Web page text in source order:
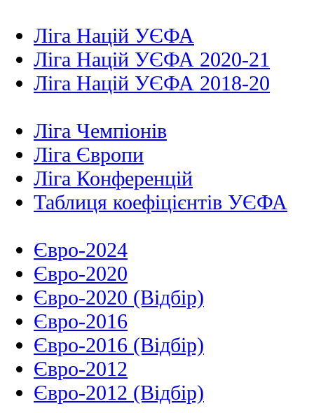
Ліга Націй УЄФА
Ліга Націй УЄФА 2020-21
Ліга Націй УЄФА 2018-20
Ліга Чемпіонів
Ліга Європи
Ліга Конференцій
Таблиця коефіцієнтів УЄФА
Євро-2024
Євро-2020
Євро-2020 (Відбір)
Євро-2016
Євро-2016 (Відбір)
Євро-2012
Євро-2012 (Відбір)